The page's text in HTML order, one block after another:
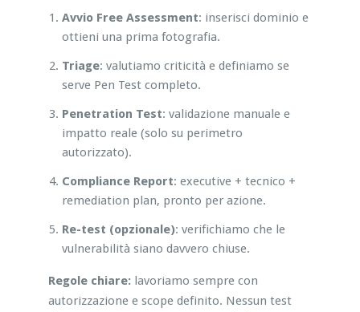
Avvio Free Assessment: inserisci dominio e
ottieni una prima fotografia.
Triage: valutiamo criticità e definiamo se
serve Pen Test completo.
Penetration Test: validazione manuale e
impatto reale (solo su perimetro
autorizzato).
Compliance Report: executive + tecnico +
remediation plan, pronto per azione.
Re-test (opzionale): verifichiamo che le
vulnerabilità siano davvero chiuse.
Regole chiare: lavoriamo sempre con
autorizzazione e scope definito. Nessun test